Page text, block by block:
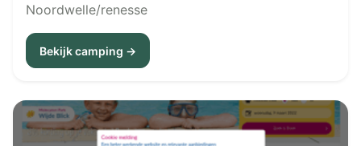
Noordwelle/renesse
Bekijk camping →